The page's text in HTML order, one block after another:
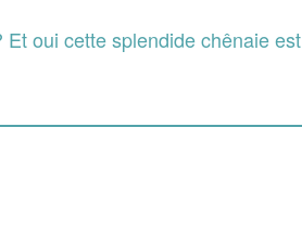
Et oui cette splendide chênaie est